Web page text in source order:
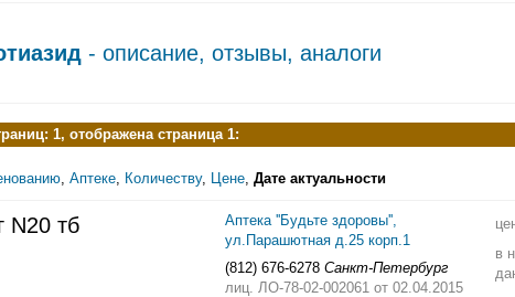
- описание, отзывы, аналоги
1, отображена страница 1:
Аптеке Количеству, Цене Дате актуальности
N20 тб
Аптека ''Будьте здоровы'',
ул.Парашютная д.25 корп.1
(812) 676-6278 Санкт-Петербург
лиц. ЛО-78-02-002061 от 02.04.2015
в